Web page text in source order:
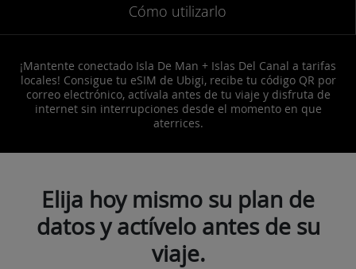
Cómo utilizarlo
¡Mantente conectado Isla De Man + Islas Del Canal a tarifas
locales! Consigue tu eSIM de Ubigi, recibe tu código QR por
correo electrónico, actívala antes de tu viaje y disfruta de
internet sin interrupciones desde el momento en que
aterrices.
Elija hoy mismo su plan de
datos y actívelo antes de su
viaje.